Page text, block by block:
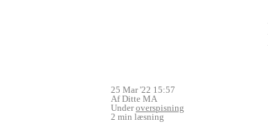
25 Mar '22 15:57
Af Ditte MA
Underoverspisning
2 min læsning